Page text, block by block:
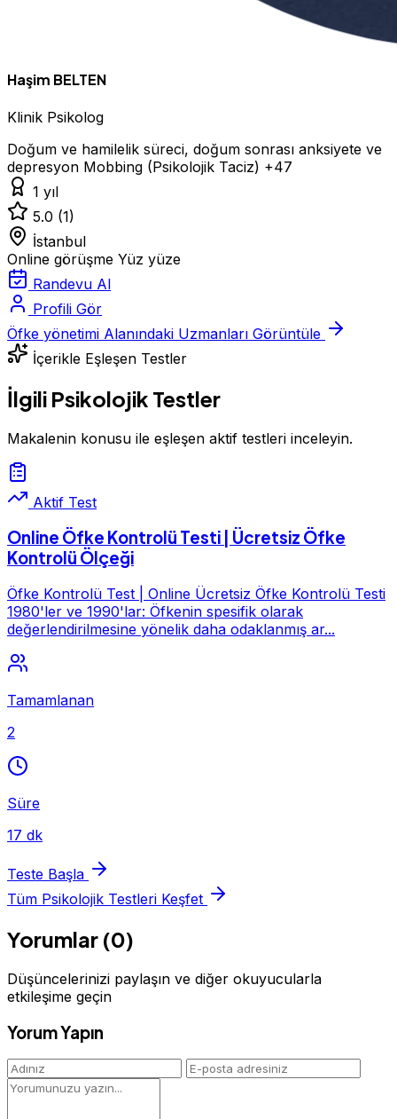
Haşim BELTEN
Klinik Psikolog
Doğum ve hamilelik süreci, doğum sonrası anksiyete ve
depresyon Mobbing (Psikolojik Taciz) +47
1 yıl
5.0 (1)
İstanbul
Online görüşme Yüz yüze
Randevu Al
Profili Gör
Öfke yönetimi Alanındaki Uzmanları Görüntüle
İçerikle Eşleşen Testler
İlgili Psikolojik Testler
Makalenin konusu ile eşleşen aktif testleri inceleyin.
Aktif Test
Online Öfke Kontrolü Testi | Ücretsiz Öfke
Kontrolü Ölçeği
Öfke Kontrolü Test | Online Ücretsiz Öfke Kontrolü Testi
1980'ler ve 1990'lar: Öfkenin spesifik olarak
değerlendirilmesine yönelik daha odaklanmış ar...
Tamamlanan
2
Süre
17 dk
Teste Başla
Tüm Psikolojik Testleri Keşfet
Yorumlar (0)
Düşüncelerinizi paylaşın ve diğer okuyucularla
etkileşime geçin
Yorum Yapın